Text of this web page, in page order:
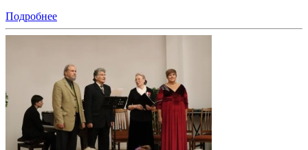
Подробнее